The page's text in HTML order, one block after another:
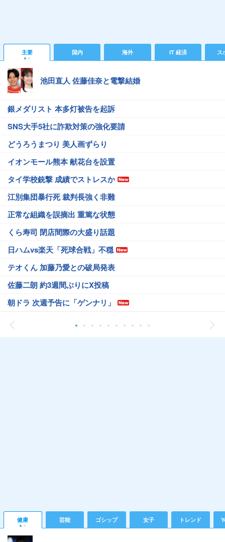
主要 国内 海外 IT 経済 ス
池田直人 佐藤佳奈と電撃結婚
銀メダリスト 本多灯被告を起訴
SNS大手5社に詐欺対策の強化要請
どうろうまつり 美人画ずらり
イオンモール熊本 献花台を設置
タイ学校銃撃 成績でストレスか
江別集団暴行死 裁判長強く非難
正常な組織を誤摘出 重篤な状態
くら寿司 閉店間際の大盛り話題
日ハムvs楽天「死球合戦」不穏
テオくん 加藤乃愛との破局発表
佐藤二朗 約3週間ぶりにX投稿
朝ドラ 次週予告に「ゲンナリ」
健康 芸能 ゴシップ 女子 トレンド